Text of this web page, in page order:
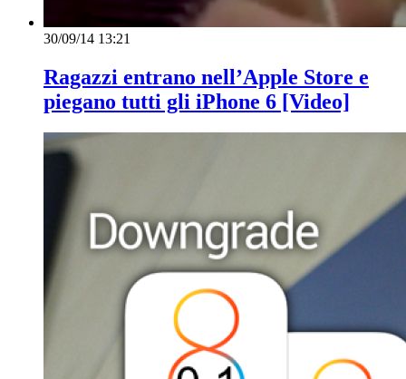
30/09/14 13:21
Ragazzi entrano nell’Apple Store e
piegano tutti gli iPhone 6 [Video]